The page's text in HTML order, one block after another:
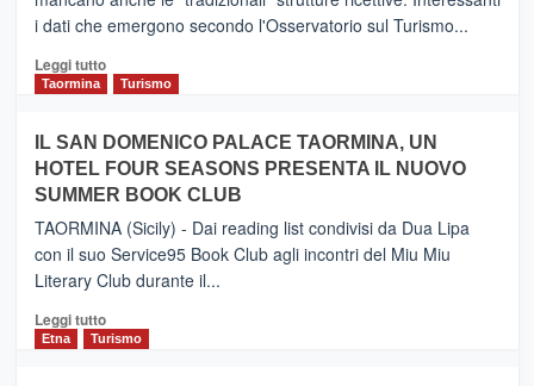
collegamento
tra
e
Zanzibar
da
Neos
i dati che emergono secondo l'Osservatorio sul Turismo...
Leggi tuttoLeggi
PIEDIMONTE
ETNEO
–
Meta
turistica
privilegiata
secondo
dati
di
Taormina Turismo
IL SAN DOMENICO PALACE TAORMINA, UN
HOTEL FOUR SEASONS PRESENTA IL NUOVO
SUMMER BOOK CLUB
TAORMINA (Sicily) - Dai reading list condivisi da Dua Lipa
con il suo Service95 Book Club agli incontri del Miu Miu
Literary Club durante il...
Leggi tuttoLeggi
di
Etna Turismo